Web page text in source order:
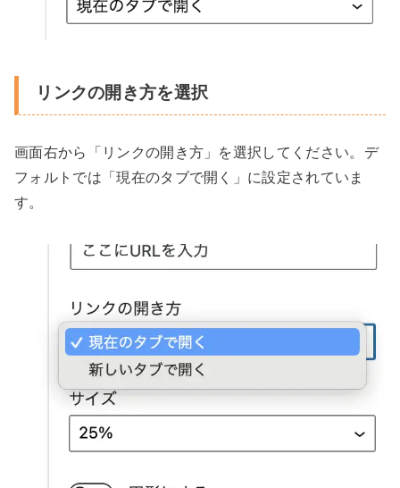
リンクの開き方を選択
画面右から「リンクの開き方」を選択してください。デ
フォルトでは「現在のタブで開く」に設定されていま
す。